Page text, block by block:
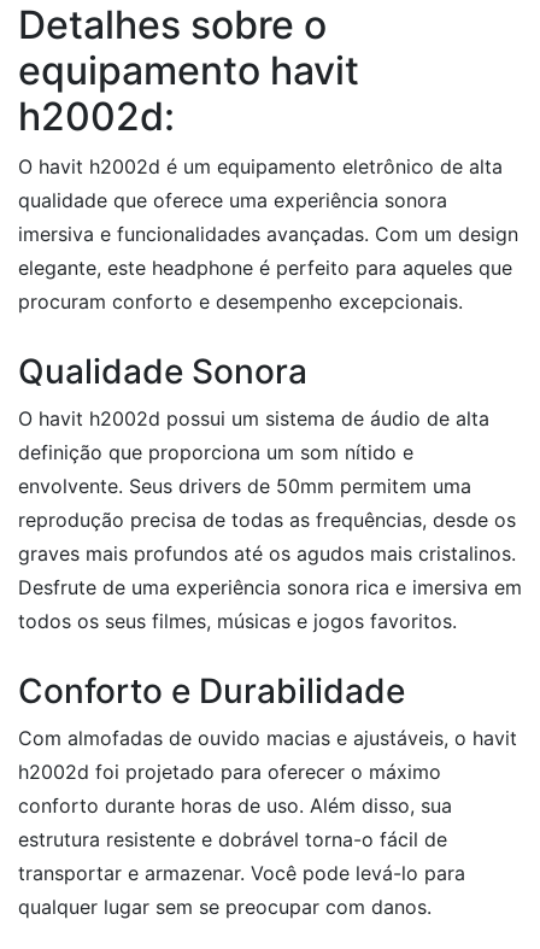
Detalhes sobre o
equipamento havit
h2002d:
O havit h2002d é um equipamento eletrônico de alta
qualidade que oferece uma experiência sonora
imersiva e funcionalidades avançadas. Com um design
elegante, este headphone é perfeito para aqueles que
procuram conforto e desempenho excepcionais.
Qualidade Sonora
O havit h2002d possui um sistema de áudio de alta
definição que proporciona um som nítido e
envolvente. Seus drivers de 50mm permitem uma
reprodução precisa de todas as frequências, desde os
graves mais profundos até os agudos mais cristalinos.
Desfrute de uma experiência sonora rica e imersiva em
todos os seus filmes, músicas e jogos favoritos.
Conforto e Durabilidade
Com almofadas de ouvido macias e ajustáveis, o havit
h2002d foi projetado para oferecer o máximo
conforto durante horas de uso. Além disso, sua
estrutura resistente e dobrável torna-o fácil de
transportar e armazenar. Você pode levá-lo para
qualquer lugar sem se preocupar com danos.